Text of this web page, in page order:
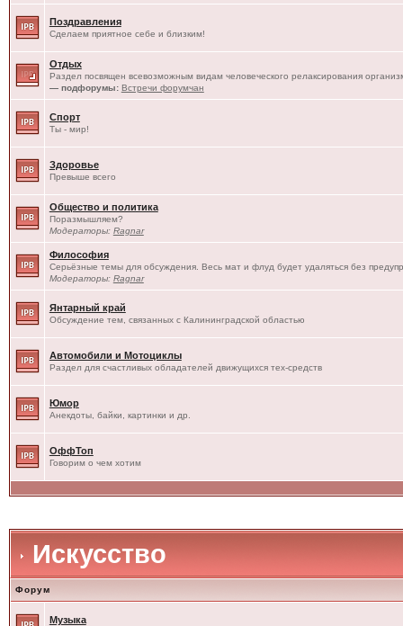
Поздравления
Сделаем приятное себе и близким!
Отдых
Раздел посвящен всевозможным видам человеческого релаксирования
— подфорумы: Встречи форумчан
Спорт
Ты - мир!
Здоровье
Превыше всего
Общество и политика
Поразмышляем?
Модераторы: Ragnar
Философия
Серьёзные темы для обсуждения. Весь мат и флуд будет удаляться без
Модераторы: Ragnar
Янтарный край
Обсуждение тем, связанных с Калининградской областью
Автомобили и Мотоциклы
Раздел для счастливых обладателей движущихся тех-средств
Юмор
Анекдоты, байки, картинки и др.
ОффТоп
Говорим о чем хотим
Искусство
Форум
Музыка